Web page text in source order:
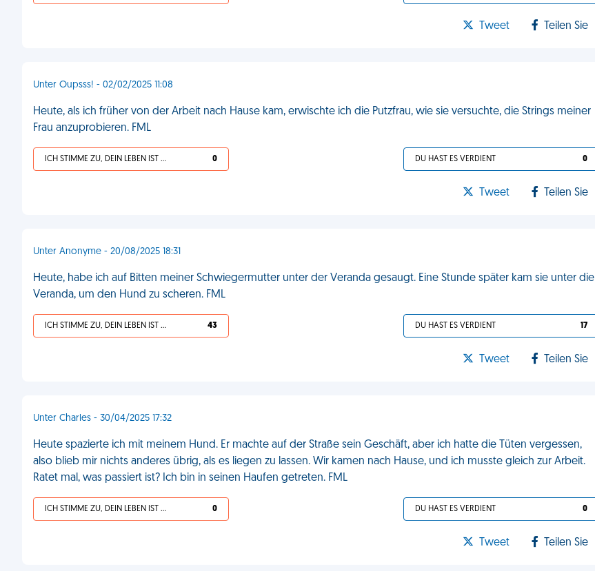
Tweet Teilen Sie
Unter Oupsss! - 02/02/2025 11:08
Heute, als ich früher von der Arbeit nach Hause kam, erwischte ich die Putzfrau, wie sie versuchte, die Strings meiner
Frau anzuprobieren. FML
ICH STIMME ZU, DEIN LEBEN IST SCHEISSE 0 DU HAST ES VERDIENT 0
Tweet Teilen Sie
Unter Anonyme - 20/08/2025 18:31
Heute, habe ich auf Bitten meiner Schwiegermutter unter der Veranda gesaugt. Eine Stunde später kam sie unter die
Veranda, um den Hund zu scheren. FML
ICH STIMME ZU, DEIN LEBEN IST SCHEISSE 43 DU HAST ES VERDIENT 17
Tweet Teilen Sie
Unter Charles - 30/04/2025 17:32
Heute spazierte ich mit meinem Hund. Er machte auf der Straße sein Geschäft, aber ich hatte die Tüten vergessen,
also blieb mir nichts anderes übrig, als es liegen zu lassen. Wir kamen nach Hause, und ich musste gleich zur Arbeit.
Ratet mal, was passiert ist? Ich bin in seinen Haufen getreten. FML
ICH STIMME ZU, DEIN LEBEN IST SCHEISSE 0 DU HAST ES VERDIENT 0
Tweet Teilen Sie